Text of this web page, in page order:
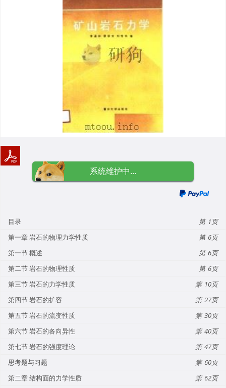
系统维护中...
目录
1
第一章 岩石的物理力学性质
6
第一节 概述
6
第二节 岩石的物理性质
6
第三节 岩石的力学性质
10
第四节 岩石的扩容
27
第五节 岩石的流变性质
30
第六节 岩石的各向异性
40
第七节 岩石的强度理论
47
思考题与习题
60
第二章 结构面的力学性质
62